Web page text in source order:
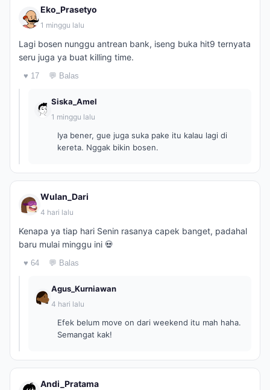
Eko_Prasetyo
1 minggu lalu
Lagi bosen nunggu antrean bank, iseng buka hit9 ternyata
seru juga ya buat killing time.
♥ 17 💬 Balas
Siska_Amel
1 minggu lalu
Iya bener, gue juga suka pake itu kalau lagi di
kereta. Nggak bikin bosen.
Wulan_Dari
4 hari lalu
Kenapa ya tiap hari Senin rasanya capek banget, padahal
baru mulai minggu ini 💀
♥ 64 💬 Balas
Agus_Kurniawan
4 hari lalu
Efek belum move on dari weekend itu mah haha.
Semangat kak!
Andi_Pratama